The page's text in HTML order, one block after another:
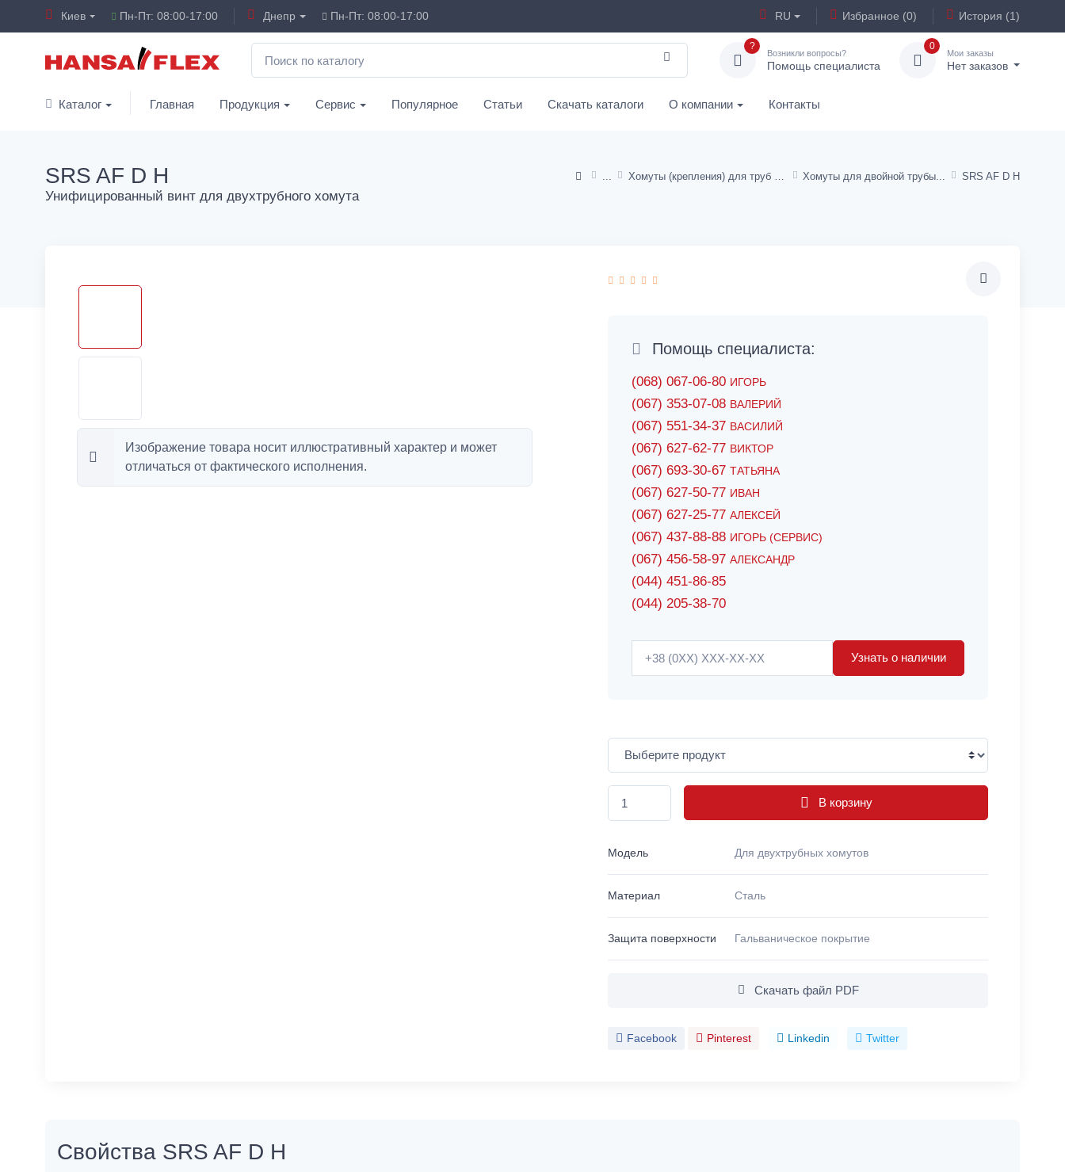
Киев Пн-Пт: 08:00-17:00 Днепр Пн-Пт: 08:00-17:00 RU Избранное (0) История (1)
?
Возникли вопросы?
Помощь специалиста
0
Мои заказы
Нет заказов
Каталог Главная Продукция Сервис Популярное Статьи Скачать каталоги О компании Контакты
Хомуты (крепления) для труб и шлангов Хомуты для двойной трубы SRS AF D H
SRS AF D H
Унифицированный винт для двухтрубного хомута
Изображение товара носит иллюстративный характер и может
отличаться от фактического исполнения.
Помощь специалиста:
(068) 067-06-80 ИГОРЬ
(067) 353-07-08 ВАЛЕРИЙ
(067) 551-34-37 ВАСИЛИЙ
(067) 627-62-77 ВИКТОР
(067) 693-30-67 ТАТЬЯНА
(067) 627-50-77 ИВАН
(067) 627-25-77 АЛЕКСЕЙ
(067) 437-88-88 ИГОРЬ (СЕРВИС)
(067) 456-58-97 АЛЕКСАНДР
(044) 451-86-85
(044) 205-38-70
Узнать о наличии
В корзину
Модель Для двухтрубных хомутов
Материал Сталь
Защита поверхности Гальваническое покрытие
Скачать файл PDF
Facebook Pinterest Linkedin Twitter
Свойства SRS AF D H